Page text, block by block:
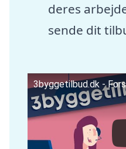
deres
sende dit
3byggetilbud.dk -